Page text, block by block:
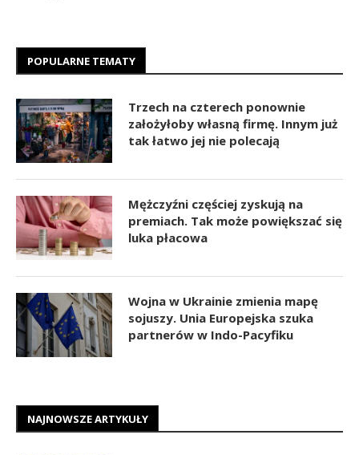
POPULARNE TEMATY
Trzech na czterech ponownie
założyłoby własną firmę. Innym już
tak łatwo jej nie polecają
Mężczyźni częściej zyskują na
premiach. Tak może powiększać się
luka płacowa
Wojna w Ukrainie zmienia mapę
sojuszy. Unia Europejska szuka
partnerów w Indo-Pacyfiku
NAJNOWSZE ARTYKUŁY